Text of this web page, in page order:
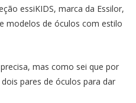
essiKIDS, marca da Essilor,
modelos de óculos com estilo
mas como sei que por
pares de óculos para dar